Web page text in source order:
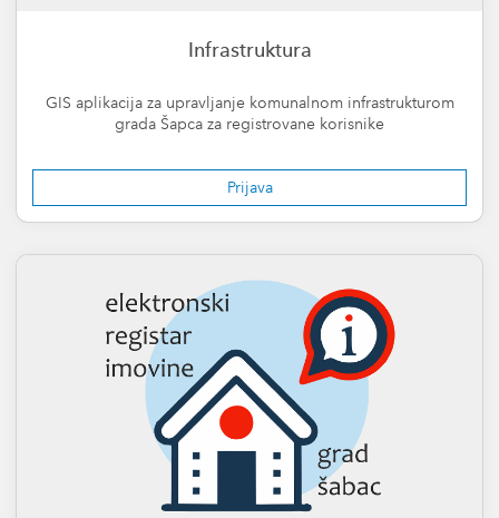
Infrastruktura
GIS aplikacija za upravljanje komunalnom infrastrukturom
grada Šapca za registrovane korisnike
Prijava